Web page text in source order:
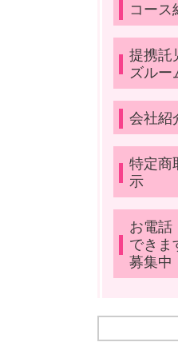
コース
提携託
ズルー
会社紹
特定商
示
お電話
できま
募集中